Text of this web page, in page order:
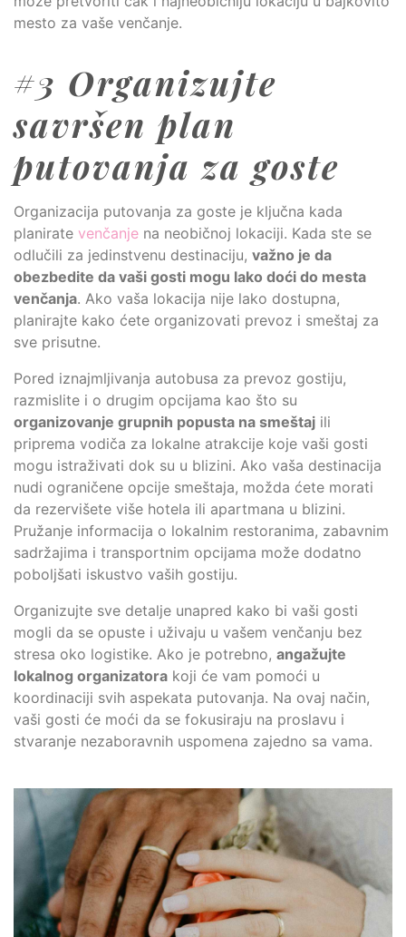
mesto za vaše venčanje.
#3 Organizujte
savršen plan
putovanja za goste
Organizacija putovanja za goste je ključna kada
planirate venčanje na neobičnoj lokaciji. Kada ste se
odlučili za jedinstvenu destinaciju, važno je da
obezbedite da vaši gosti mogu lako doći do mesta
venčanja. Ako vaša lokacija nije lako dostupna,
planirajte kako ćete organizovati prevoz i smeštaj za
sve prisutne.
Pored iznajmljivanja autobusa za prevoz gostiju,
razmislite i o drugim opcijama kao što su
organizovanje grupnih popusta na smeštaj ili
priprema vodiča za lokalne atrakcije koje vaši gosti
mogu istraživati dok su u blizini. Ako vaša destinacija
nudi ograničene opcije smeštaja, možda ćete morati
da rezervišete više hotela ili apartmana u blizini.
Pružanje informacija o lokalnim restoranima, zabavnim
sadržajima i transportnim opcijama može dodatno
poboljšati iskustvo vaših gostiju.
Organizujte sve detalje unapred kako bi vaši gosti
mogli da se opuste i uživaju u vašem venčanju bez
stresa oko logistike. Ako je potrebno, angažujte
lokalnog organizatora koji će vam pomoći u
koordinaciji svih aspekata putovanja. Na ovaj način,
vaši gosti će moći da se fokusiraju na proslavu i
stvaranje nezaboravnih uspomena zajedno sa vama.